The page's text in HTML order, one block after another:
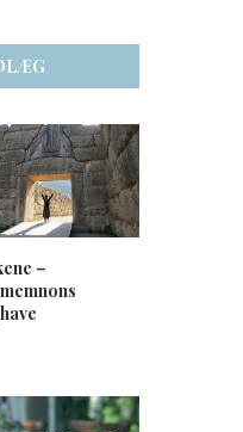
–